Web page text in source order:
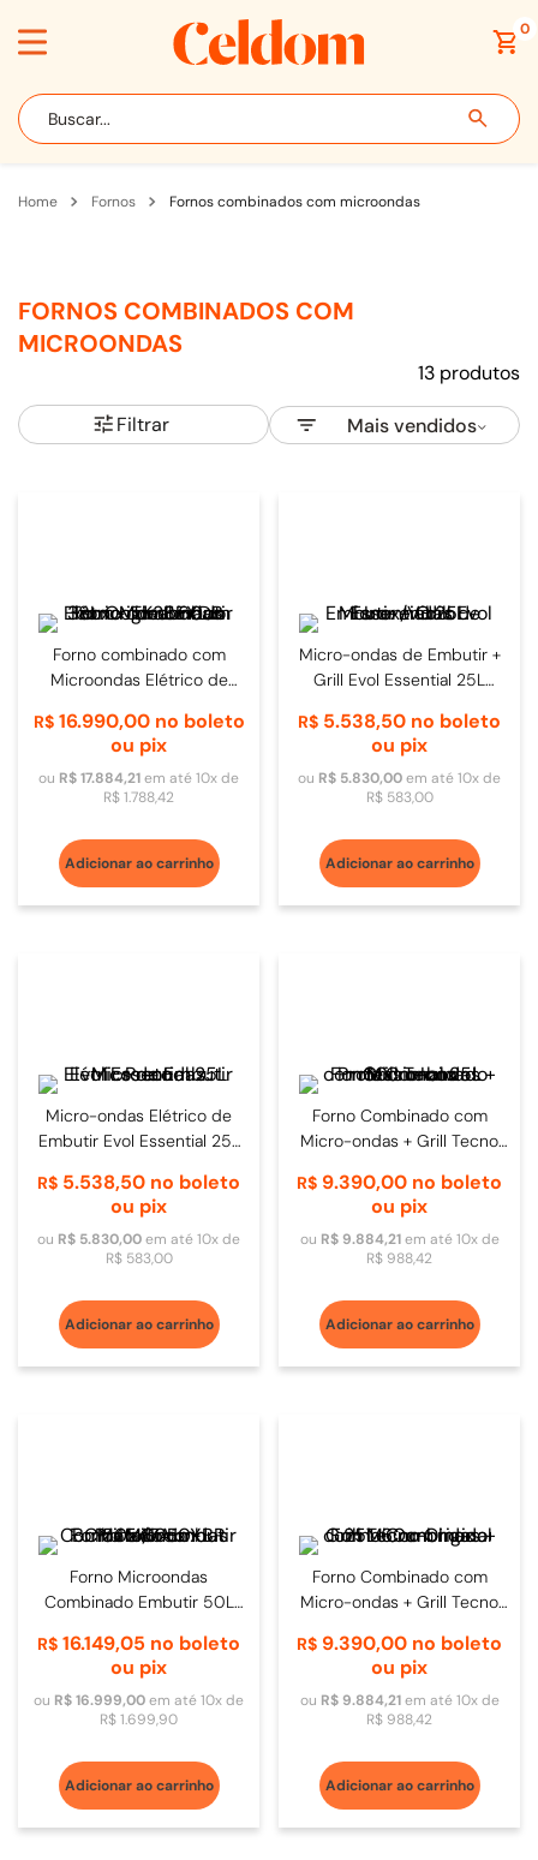
0
Buscar...
fornos fornos combinados com microondas
FORNOS COMBINADOS COM
MICROONDAS
13 produtos
Mais vendidos
Filtrar
Forno combinado com
Microondas Elétrico de
Inox - TK38EXDB
R$ 16.990,00no boleto
ou pix
ou R$17.884,21em até10x de
R$1.788,42
Adicionar ao carrinho
Micro-ondas de Embutir +
Grill Evol Essential 25L
R$ 5.538,50 no boleto
ou pix
ou R$ 5.830,00em até10x de
R$ 583,00
Adicionar ao carrinho
Micro-ondas Elétrico de
Embutir Evol Essential 25L
R$ 5.538,50 no boleto
ou pix
ou R$ 5.830,00em até10x de
R$ 583,00
Adicionar ao carrinho
Forno Combinado com
Micro-ondas + Grill Tecno
R$ 9.390,00 no boleto
ou pix
ou R$ 9.884,21em até10x de
R$ 988,42
Adicionar ao carrinho
Forno Microondas
Combinado Embutir 50L
BCM4547A10XBR
R$ 16.149,05 no boleto
ou pix
ou R$16.999,00em até10x de
R$1.699,90
Adicionar ao carrinho
Forno Combinado com
Micro-ondas + Grill Tecno
R$ 9.390,00 no boleto
ou pix
ou R$ 9.884,21em até10x de
R$ 988,42
Adicionar ao carrinho